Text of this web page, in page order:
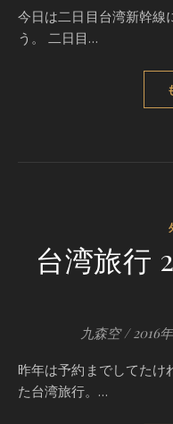
今日は二日目台湾新幹線に乗って台南まで行ってみようと思
う。 二日目…
台湾旅行
九森空 / 2016
昨年は予約までしてたけれど、行けなくなってキャンセルし
た台湾旅行。…